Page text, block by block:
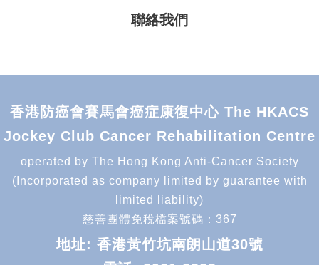
聯絡我們
香港防癌會賽馬會癌症康復中心 The HKACS
Jockey Club Cancer Rehabilitation Centre
operated by The Hong Kong Anti-Cancer Society
(Incorporated as company limited by guarantee with
limited liability)
慈善團體免稅檔案號碼：367
地址: 香港黃竹坑南朗山道30號